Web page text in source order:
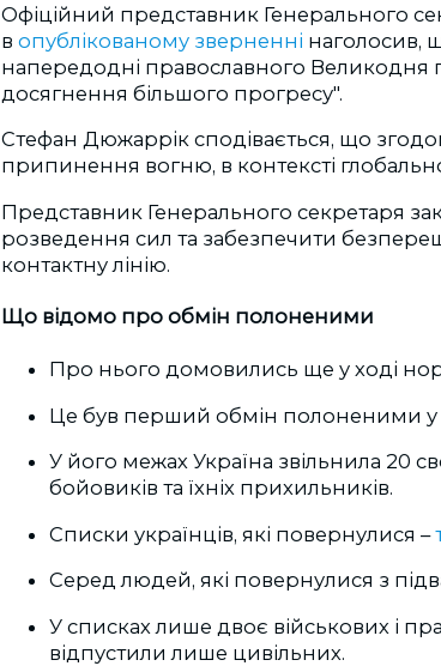
Офіційний представник Генерального
в опублікованому зверненні наголосив,
напередодні православного
досягнення більшого прогресу".
Стефан Дюжаррік сподівається, що
припинення вогню, в контексті
Представник Генерального секретаря
розведення сил та забезпечити
контактну лінію.
Що відомо про обмін полоненими
Про нього домовились ще у ході
Це був перший обмін полоненими у
У його межах Україна звільнила 20
бойовиків та їхніх прихильників.
Списки українців, які повернулися –
Серед людей, які повернулися з
У списках лише двоє військових і
відпустили лише цивільних.